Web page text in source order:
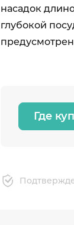
насадок
глубокой
Где